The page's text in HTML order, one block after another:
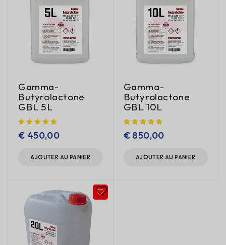
Gamma-
Butyrolactone
GBL 5L
€ 450,00
AJOUTER AU PANIER
Gamma-
Butyrolactone
GBL 10L
€850,00
AJOUTER AU PANIER